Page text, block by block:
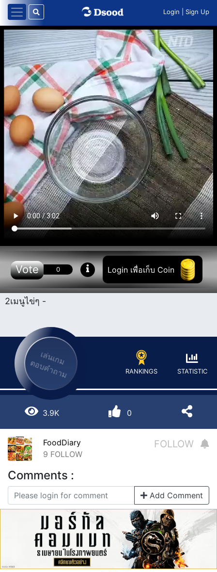
Login Sign Up
Vote 0 Login เพื่อเก็บ Coin
2เมนูไข่ๆ -
เล่นเกม
ตอบคำถาม RANKINGS STATISTIC
3.9K 0
FoodDiary
9 FOLLOW
FOLLOW
Comments :
Add Comment